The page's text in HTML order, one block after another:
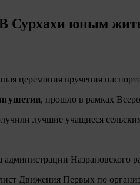
юным
церемония вручения
, прошло в рамках
лучшие учащиеся
Назрановского
Движения Первых по